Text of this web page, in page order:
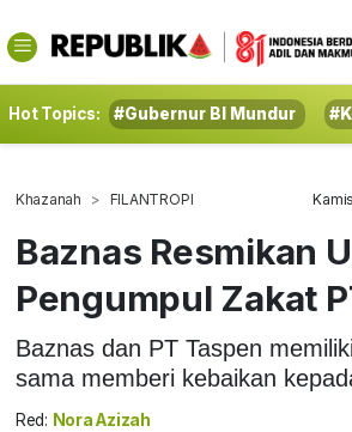
Hot Topics: #Gubernur BI Mundur
Khazanah FILANTROPI
Baznas Resmikan
Pengumpul Zakat
Baznas dan PT Taspen
sama memberi kebaikan
Red: Nora Azizah